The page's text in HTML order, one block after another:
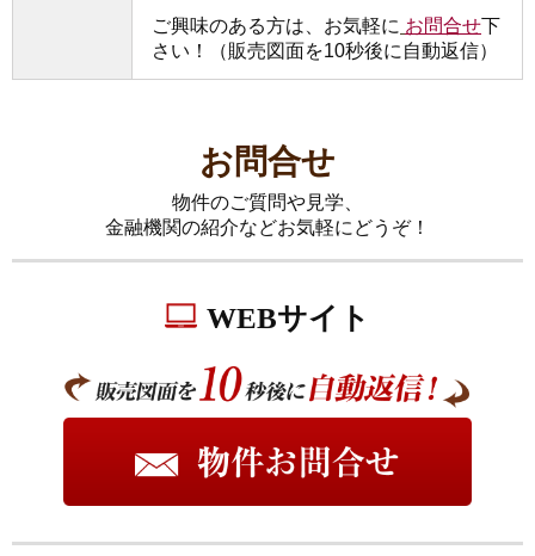
ご興味のある方は、お気軽に お問合せ下
さい！（販売図面を10秒後に自動返信）
お問合せ
物件のご質問や見学、
金融機関の紹介などお気軽にどうぞ！
WEBサイト